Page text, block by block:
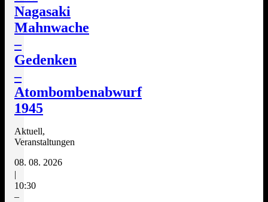
Nagasaki
Mahnwache
–
Gedenken
–
Atombombenabwurf
1945
Aktuell,
Veranstaltungen
08. 08. 2026
|
10:30
–